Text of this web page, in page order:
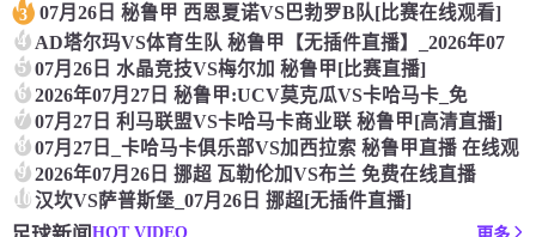
3 07月26日 秘鲁甲 西恩夏诺VS巴勃罗B队[比赛在线观看]
4 AD塔尔玛VS体育生队 秘鲁甲【无插件直播】_2026年07
5 07月26日 水晶竞技VS梅尔加 秘鲁甲[比赛直播]
6 2026年07月27日 秘鲁甲:UCV莫克瓜VS卡哈马卡_免
7 07月27日 利马联盟VS卡哈马卡商业联 秘鲁甲[高清直播]
8 07月27日_卡哈马卡俱乐部VS加西拉索 秘鲁甲直播 在线观
9 2026年07月26日 挪超 瓦勒伦加VS布兰 免费在线直播
10汉坎VS萨普斯堡_07月26日 挪超[无插件直播]
HOT VIDEO